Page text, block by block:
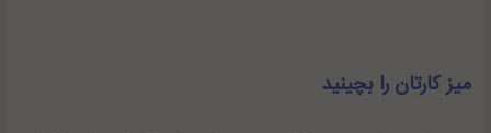
میز کارتان را بچینید